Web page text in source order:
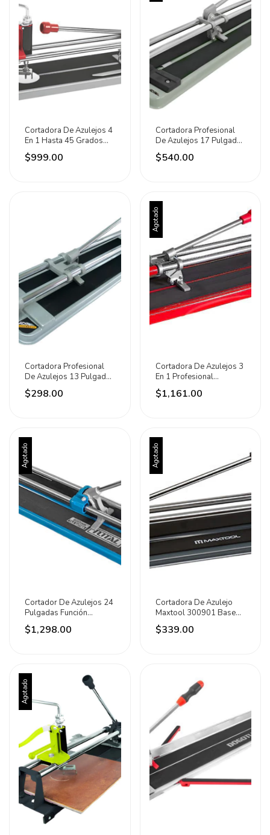
Cortadora De Azulejos 4
En 1 Hasta 45 Grados
60cm Adir
$999.00
Cortadora Profesional
De Azulejos 17 Pulgadas
Adir
$540.00
Cortadora Profesional
De Azulejos 13 Pulgadas
Adir
$298.00
Agotado
Cortadora De Azulejos 3
En 1 Profesional
Capacidad 60cm Adir
$1,161.00
Agotado
Cortador De Azulejos 24
Pulgadas Función
Múltiple Total
$1,298.00
Agotado
Cortadora De Azulejo
Maxtool 300901 Base
Gruadada 16in
$339.00
Agotado